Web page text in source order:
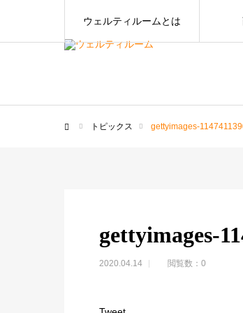
ウェルティルームとは
トピックス gettyimages-
gettyimages-
2020.04.14 閲覧数：0